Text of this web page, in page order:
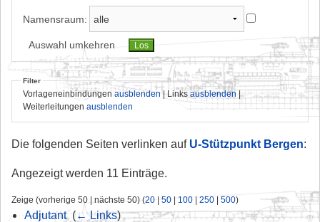
Namensraum:
Auswahl umkehren
Filter
Vorlageneinbindungen ausblenden| Linksausblenden|
Weiterleitungen ausblenden
Die folgenden Seiten verlinken auf U-Stützpunkt Bergen:
Angezeigt werden 11 Einträge.
Zeige (vorherige 50 | nächste 50) (20 | 50 | 100 | 250 | 500)
Adjutant‎ (← Links)